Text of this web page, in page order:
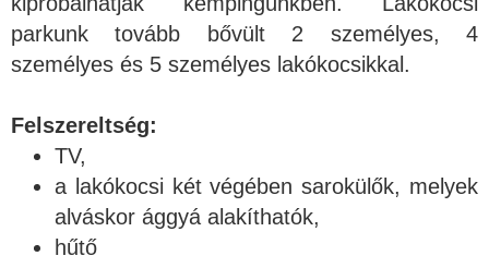
parkunk tovább bővült 2 személyes, 4
személyes és 5 személyes lakókocsikkal.
Felszereltség:
TV,
a lakókocsi két végében sarokülők, melyek
alváskor ággyá alakíthatók,
hűtő